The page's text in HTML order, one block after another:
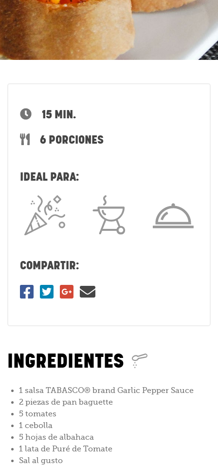
15 MIN.
6 PORCIONES
IDEAL PARA:
COMPARTIR:
INGREDIENTES
1 salsa TABASCO® brand Garlic Pepper Sauce
2 piezas de pan baguette
5 tomates
1 cebolla
5 hojas de albahaca
1 lata de Puré de Tomate
Sal al gusto